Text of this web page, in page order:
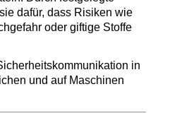
dafür, dass Risiken wie
oder giftige Stoffe
in
und auf Maschinen